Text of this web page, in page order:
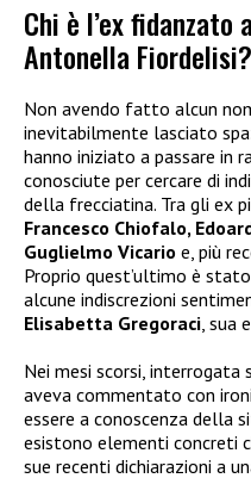
Chi è l’ex
Antonella Fiordelisi?
Non avendo fatto alcun
inevitabilmente lasciato
hanno iniziato a passare in
conosciute per cercare di
della frecciatina. Tra gli ex
Francesco Chiofalo,
Guglielmo Vicario e, più
Proprio quest’ultimo è
alcune indiscrezioni
Elisabetta Gregoraci, sua
Nei mesi scorsi,
aveva commentato con
essere a conoscenza della
esistono elementi concreti
sue recenti dichiarazioni a